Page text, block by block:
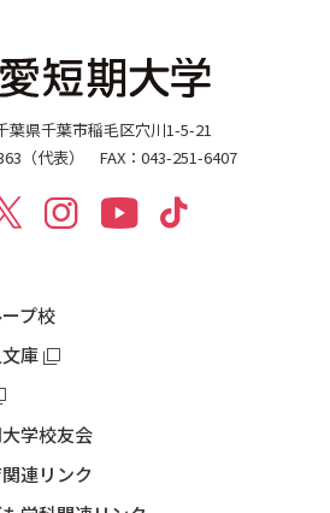
葉県千葉市稲毛区穴川1-5-21
（代表） FAX：043-251-6407
プ校
庫
学校友会
連リンク